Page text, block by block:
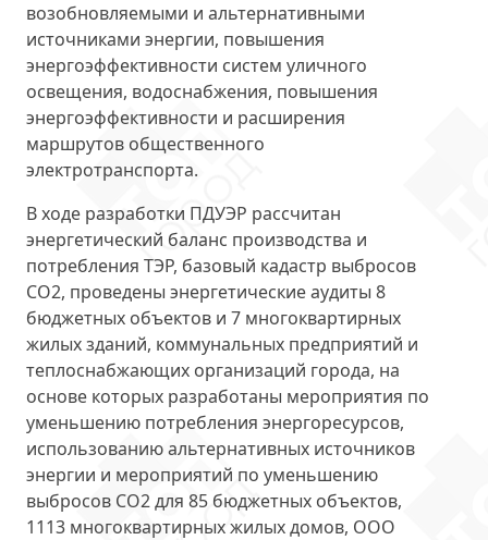
возобновляемыми и альтернативными
источниками энергии, повышения
энергоэффективности систем уличного
освещения, водоснабжения, повышения
энергоэффективности и расширения
маршрутов общественного
электротранспорта.
В ходе разработки ПДУЭР рассчитан
энергетический баланс производства и
потребления ТЭР, базовый кадастр выбросов
СО2, проведены энергетические аудиты 8
бюджетных объектов и 7 многоквартирных
жилых зданий, коммунальных предприятий и
теплоснабжающих организаций города, на
основе которых разработаны мероприятия по
уменьшению потребления энергоресурсов,
использованию альтернативных источников
энергии и мероприятий по уменьшению
выбросов СО2 для 85 бюджетных объектов,
1113 многоквартирных жилых домов, ООО